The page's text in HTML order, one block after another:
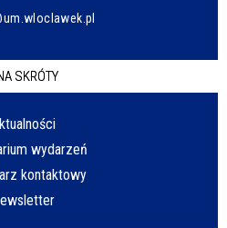
SKRÓTY
wydarzeń
kontaktowy